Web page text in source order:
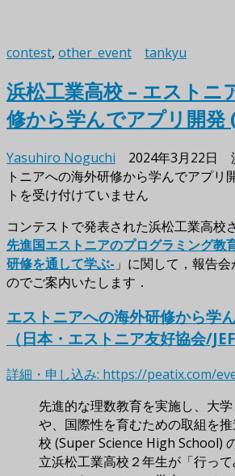
contest, other_event tankyu
浜松工業高校 – エストニ
修から学んでアプリ開発
Yasuhiro Noguchi 2024年3月22日
トニアへの海外研修から学んでアプリ
トを受け付けていません
コンテストで発表された浜松工業高校
先進国エストニアのプログラミング教
研修を通して学ぶ- 」に関して，報告
のでご案内いたします．
エストニアへの海外研修から学
（日本・エストニア友好協会/
詳細・申し込み: https://peatix.com/
先進的な理数教育を実施し、大
や、国際性を育むための取組を推
校 (Super Science High School)
立浜松工業高校２年生が「行っ